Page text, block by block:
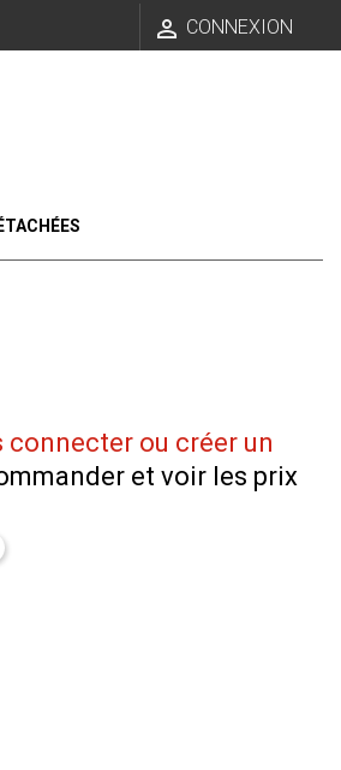
 CONNEXION
connecter ou créer un
et voir les prix